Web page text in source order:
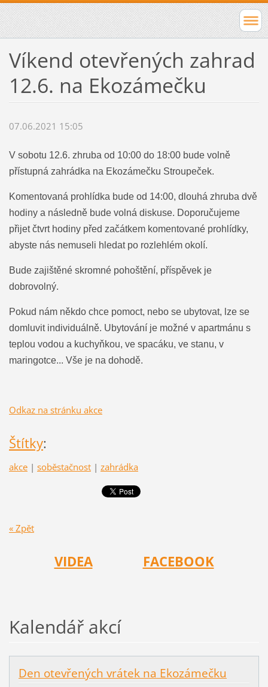
Víkend otevřených zahrad
12.6. na Ekozámečku
07.06.2021 15:05
V sobotu 12.6. zhruba od 10:00 do 18:00 bude volně
přístupná zahrádka na Ekozámečku Stroupeček.
Komentovaná prohlídka bude od 14:00, dlouhá zhruba dvě
hodiny a následně bude volná diskuse. Doporučujeme
přijet čtvrt hodiny před začátkem komentované prohlídky,
abyste nás nemuseli hledat po rozlehlém okolí.
Bude zajištěné skromné pohoštění, příspěvek je
dobrovolný.
Pokud nám někdo chce pomoct, nebo se ubytovat, lze se
domluvit individuálně. Ubytování je možné v apartmánu s
teplou vodou a kuchyňkou, ve spacáku, ve stanu, v
maringotce... Vše je na dohodě.
Odkaz na stránku akce
Štítky:
akce | soběstačnost | zahrádka
« Zpět
VIDEA FACEBOOK
Kalendář akcí
Den otevřených vrátek na Ekozámečku